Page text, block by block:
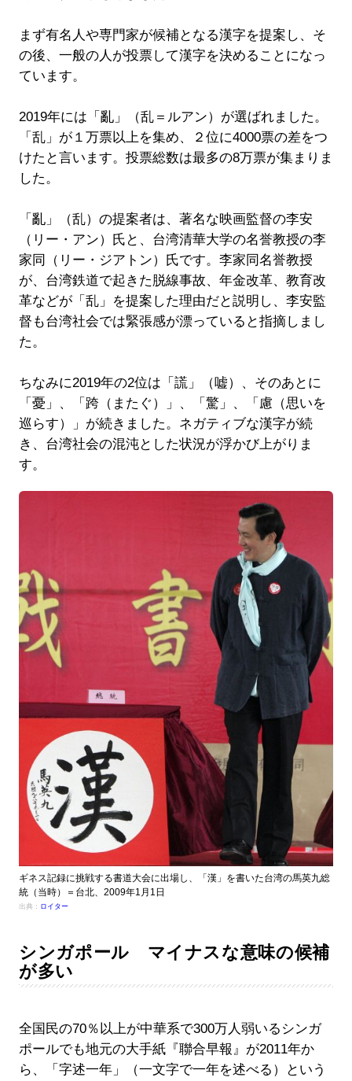
まず有名人や専門家が候補となる漢字を提案し、そ
の後、一般の人が投票して漢字を決めることになっ
ています。
2019年には「亂」（乱＝ルアン）が選ばれました。
「乱」が１万票以上を集め、２位に4000票の差をつ
けたと言います。投票総数は最多の8万票が集まりま
した。
「亂」（乱）の提案者は、著名な映画監督の李安
（リー・アン）氏と、台湾清華大学の名誉教授の李
家同（リー・ジアトン）氏です。李家同名誉教授
が、台湾鉄道で起きた脱線事故、年金改革、教育改
革などが「乱」を提案した理由だと説明し、李安監
督も台湾社会では緊張感が漂っていると指摘しまし
た。
ちなみに2019年の2位は「謊」（嘘）、そのあとに
「憂」、「跨（またぐ）」、「驚」、「慮（思いを
巡らす）」が続きました。ネガティブな漢字が続
き、台湾社会の混沌とした状況が浮かび上がりま
す。
ギネス記録に挑戦する書道大会に出場し、「漢」を書いた台湾の馬英九総
統（当時）＝台北、2009年1月1日
出典： ロイター
シンガポール マイナスな意味の候補
が多い
全国民の70％以上が中華系で300万人弱いるシンガ
ポールでも地元の大手紙『聯合早報』が2011年か
ら、「字述一年」（一文字で一年を述べる）という